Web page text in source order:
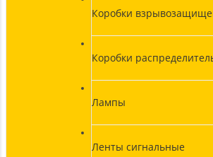
Коробки
Коробки
Лампы
Ленты сигнальные